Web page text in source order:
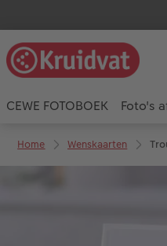
CEWE FOTOBOEK Foto's
Home Wenskaarten